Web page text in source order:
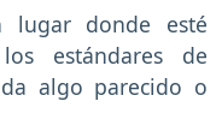
donde esté
estándares de
algo parecido o